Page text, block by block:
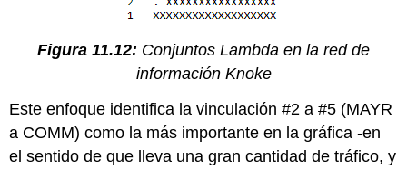
Figura 11.12: Conjuntos Lambda en la red de
información Knoke
Este enfoque identifica la vinculación #2 a #5 (MAYR
a COMM) como la más importante en la gráfica -en
el sentido de que lleva una gran cantidad de tráfico, y